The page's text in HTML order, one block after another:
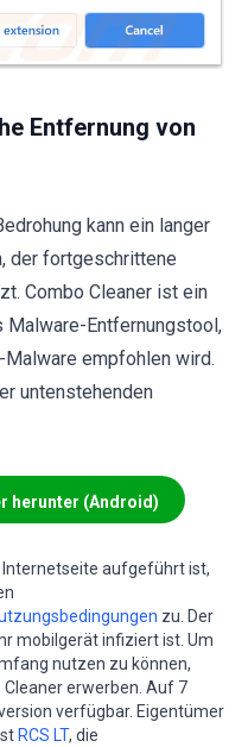
Entfernung von
kann ein langer
der fortgeschrittene
Combo Cleaner ist ein
Entfernungstool,
empfohlen wird.
untenstehenden
herunter (Android)
Internetseite aufgeführt ist,
zu. Der
mobilgerät infiziert ist. Um
nutzen zu können,
erwerben. Auf 7
verfügbar. Eigentümer
RCS LT, die